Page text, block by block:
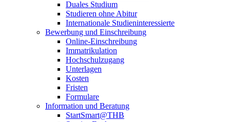
Duales Studium
Studieren ohne Abitur
Internationale Studieninteressierte
Bewerbung und Einschreibung
Online-Einschreibung
Immatrikulation
Hochschulzugang
Unterlagen
Kosten
Fristen
Formulare
Information und Beratung
StartSmart@THB